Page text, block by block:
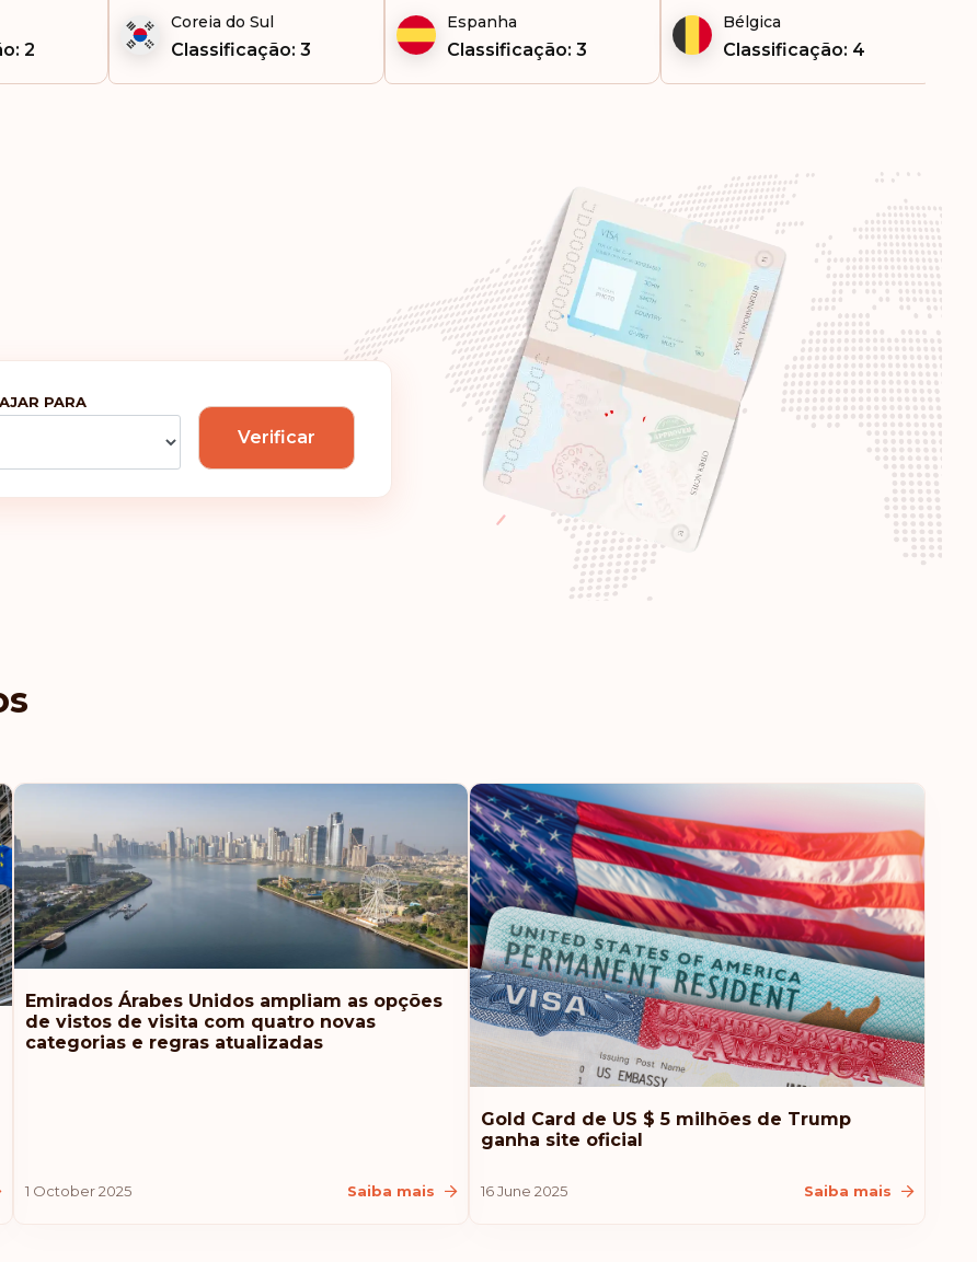
Reino Unido
Classificação: 6 Destinos sem visto:187
Hungria
186
Eslováquia
Eslovênia
Emirados Árabes Unidos
Destinos sem visto:184
Estônia
Malásia
2
Coreia do Sul
Classificação: 3
Espanha
Classificação: 3
Bélgica
Classificação: 4
PARA
Verificar
Emirados Árabes Unidos ampliam as opções
de vistos de visita com quatro novas
categorias e regras atualizadas
1 October 2025 Saiba mais
Gold Card de US $ 5 milhões de Trump
ganha site oficial
16 June 2025 Saiba mais